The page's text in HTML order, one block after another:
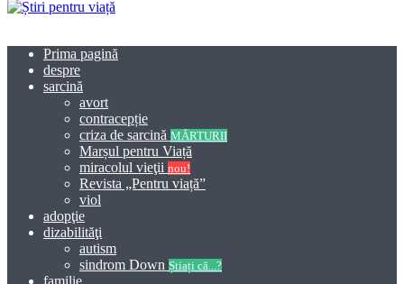
Prima pagină
despre
sarcină
avort
contracepție
criza de sarcină MĂRTURII
Marșul pentru Viață
miracolul vieţii nou!
Revista „Pentru viață”
viol
adopţie
dizabilităţi
autism
sindrom Down Știați că...?
familie